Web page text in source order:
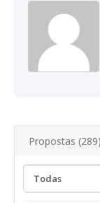
Propostas (289)